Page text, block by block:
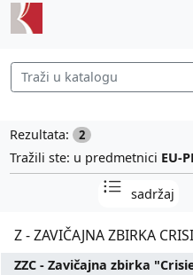
Rezultata: 2
Tražili ste: u predmetnici EU-
sadržaj
Z - ZAVIČAJNA ZBIRKA
ZZC - Zavičajna zbirka